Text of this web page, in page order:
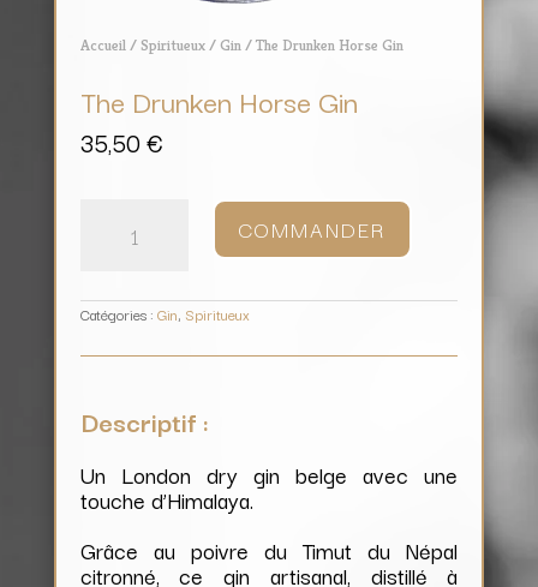
Accueil/Spiritueux/ Gin/ The Drunken Horse Gin
The Drunken Horse Gin
35,50€
COMMANDER
Catégories : Gin, Spiritueux
Descriptif :
Un London dry gin belge avec une
touche d’Himalaya.
Grâce au poivre du Timut du Népal
citronné, ce gin artisanal, distillé à